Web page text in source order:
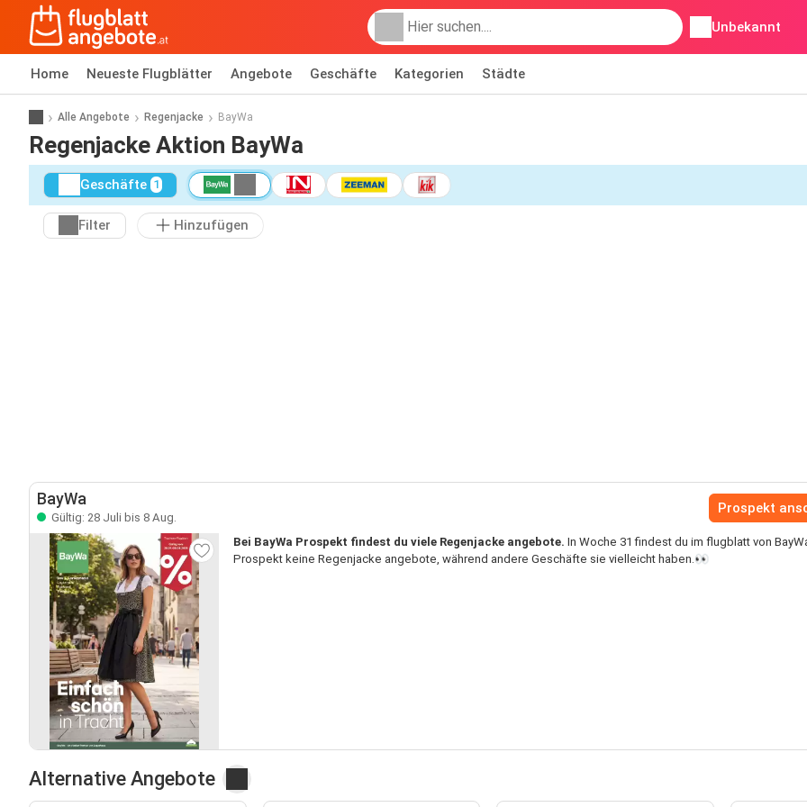
Unbekannt
Home Neueste Flugblätter Angebote Geschäfte Kategorien Städte
Alle Angebote Regenjacke BayWa
Regenjacke Aktion BayWa
Geschäfte 1
Filter Hinzufügen
BayWa
Gültig: 28 Juli bis 8 Aug.
Prospekt
Bei BayWa Prospekt findest du viele Regenjacke angebote. In Woche 31 findest du im flugblatt von
Prospekt keine Regenjacke angebote, während andere Geschäfte sie vielleicht haben.👀
Alternative Angebote